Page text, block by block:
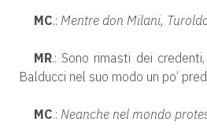
MC.: Mentre don Milani,
MR.: Sono rimasti dei
Balducci nel suo modo un po’
MC.: Neanche nel mondo